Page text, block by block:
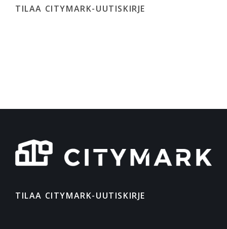
TILAA CITYMARK-UUTISKIRJE
TILAA CITYMARK-UUTISKIRJE